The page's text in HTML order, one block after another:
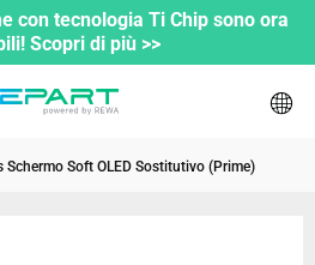
con tecnologia Ti Chip sono ora
Scopri di più >>
Schermo Soft OLED Sostitutivo (Prime)